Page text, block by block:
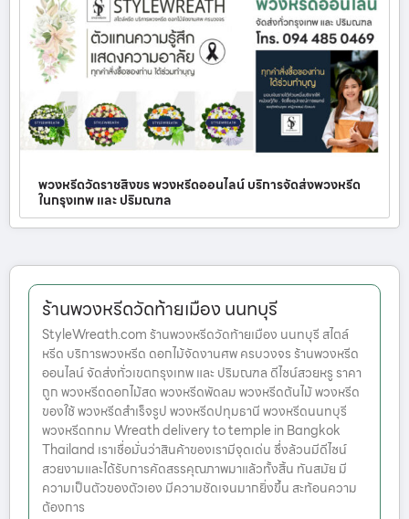
พวงหรีดวัดราชสิงขร พวงหรีดออนไลน์ บริการจัดส่งพวงหรีด
ในกรุงเทพ และ ปริมณฑล
ร้านพวงหรีดวัดท้ายเมือง นนทบุรี
StyleWreath.com ร้านพวงหรีดวัดท้ายเมือง นนทบุรี สไตล์
หรีด บริการพวงหรีด ดอกไม้จัดงานศพ ครบวงจร ร้านพวงหรีด
ออนไลน์ จัดส่งทั่วเขตกรุงเทพ และ ปริมณฑล ดีไซน์สวยหรู ราคา
ถูก พวงหรีดดอกไม้สด พวงหรีดพัดลม พวงหรีดต้นไม้ พวงหรีด
ของใช้ พวงหรีดสำเร็จรูป พวงหรีดปทุมธานี พวงหรีดนนทบุรี
พวงหรีดกทม Wreath delivery to temple in Bangkok
Thailand เราเชื่อมั่นว่าสินค้าของเรามีจุดเด่น ซึ่งล้วนมีดีไซน์
สวยงามและได้รับการคัดสรรคุณภาพมาแล้วทั้งสิ้น ทันสมัย มี
ความเป็นตัวของตัวเอง มีความชัดเจนมากยิ่งขึ้น สะท้อนความ
ต้องการ